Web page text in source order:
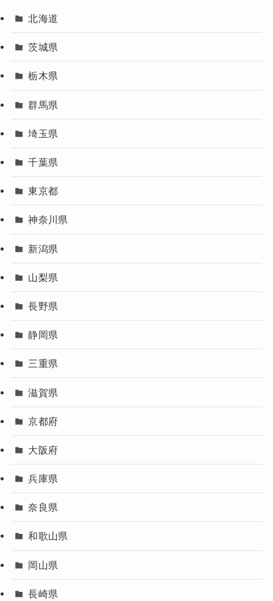
北海道
茨城県
栃木県
群馬県
埼玉県
千葉県
東京都
神奈川県
新潟県
山梨県
長野県
静岡県
三重県
滋賀県
京都府
大阪府
兵庫県
奈良県
和歌山県
岡山県
長崎県